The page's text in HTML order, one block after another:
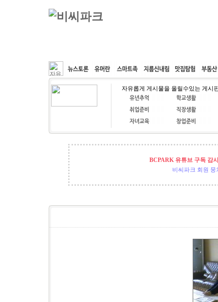
커뮤니티 속도패치 웹호스팅 공동구매
자유롭게 게시물을 올릴수있는 게시
BCPARK 유튜브 구독 감
비씨파크 회원 뭉